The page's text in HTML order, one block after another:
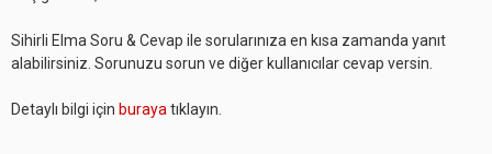
Sihirli Elma Soru & Cevap ile sorularınıza en kısa zamanda yanıt
alabilirsiniz. Sorunuzu sorun ve diğer kullanıcılar cevap versin.
Detaylı bilgi için buraya tıklayın.